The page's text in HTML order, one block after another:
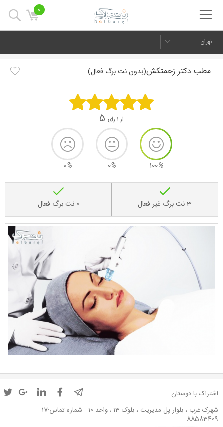
0
تهران
مطب دکتر زحمتکش(بدون نت برگ فعال)
از 1 رای 5
100%
0%
0%
3 نت برگ غیر فعال 0 نت برگ فعال
اشتراک با دوستان
شهرک غرب ، بلوار پل مدیریت ، بلوک 13 ، واحد 10 - شماره تماس:17-
88583409